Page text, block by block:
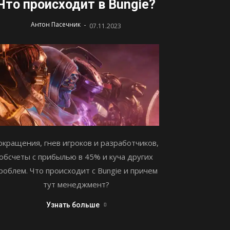
происходит в Bungie?
Антон Пасечник - 07.11.2023
гнев игроков и разработчиков,
с прибылью в 45% и куча других
Что происходит с Bungie и причем
тут менеджмент?
Узнать больше